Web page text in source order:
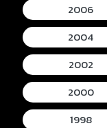
2006
2004
2002
2000
1998